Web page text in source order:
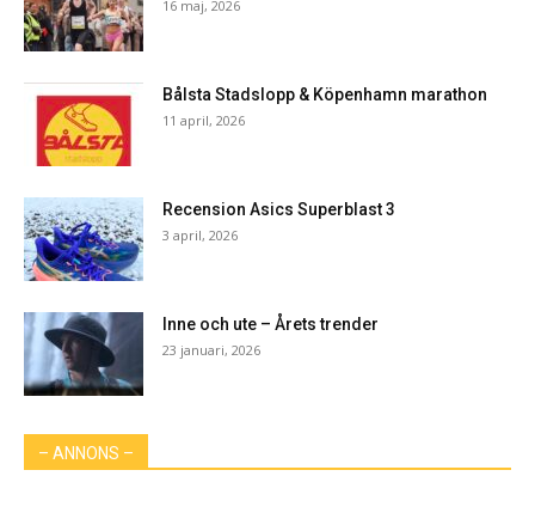
16 maj, 2026
Bålsta Stadslopp & Köpenhamn marathon
11 april, 2026
Recension Asics Superblast 3
3 april, 2026
Inne och ute – Årets trender
23 januari, 2026
– ANNONS –